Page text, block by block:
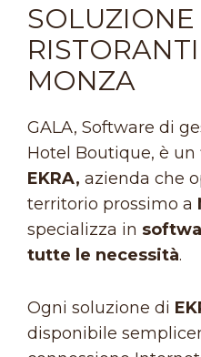
MONZA
GALA, Software di
Hotel Boutique, è
EKRA, azienda che
territorio prossimo a
specializza in
tutte le necessità.
Ogni soluzione di
disponibile